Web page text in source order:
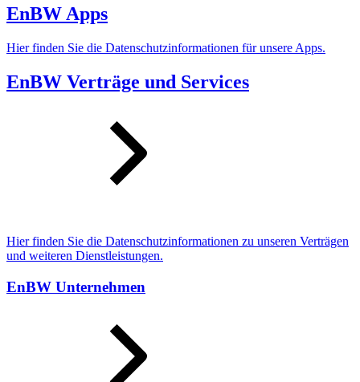
EnBW Apps
Hier finden Sie die Datenschutzinformationen für unsere Apps.
EnBW Verträge und Services
Hier finden Sie die Datenschutzinformationen zu unseren Verträgen
und weiteren Dienstleistungen.
EnBW Unternehmen